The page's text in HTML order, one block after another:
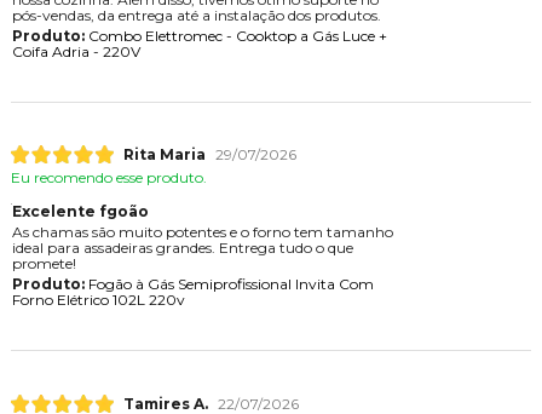
pós-vendas, da entrega até a instalação dos produtos.
Produto:Combo Elettromec - Cooktop a Gás Luce +
Coifa Adria - 220V
Rita Maria 29/07/2026
Eu recomendo esse produto.
Excelente fgoão
As chamas são muito potentes e o forno tem tamanho
ideal para assadeiras grandes. Entrega tudo o que
promete!
Produto:Fogão à Gás Semiprofissional Invita Com
Forno Elétrico 102L 220v
Tamires A. 22/07/2026